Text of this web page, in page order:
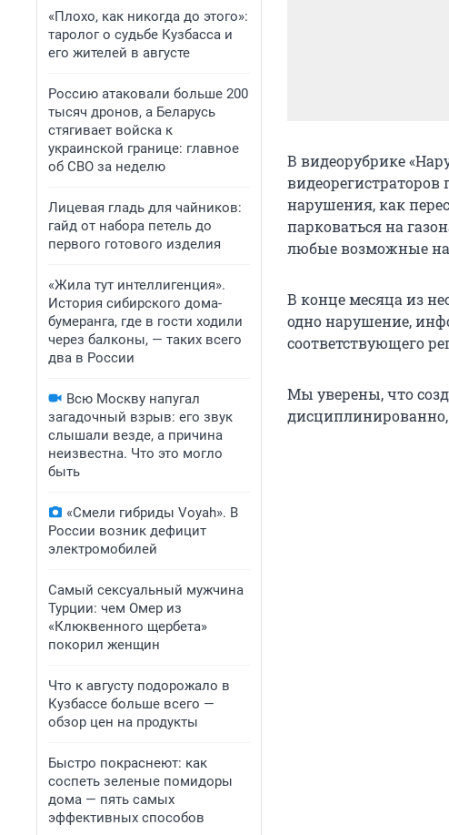
«Плохо, как никогда до этого»:
таролог о судьбе Кузбасса и
его жителей в августе
Россию атаковали больше 200
тысяч дронов, а Беларусь
стягивает войска к
украинской границе: главное
об СВО за неделю
Лицевая гладь для чайников:
гайд от набора петель до
первого готового изделия
«Жила тут интеллигенция».
История сибирского дома-
бумеранга, где в гости ходили
через балконы, — таких всего
два в России
Всю Москву напугал
загадочный взрыв: его звук
слышали везде, а причина
неизвестна. Что это могло
быть
«Смели гибриды Voyah». В
России возник дефицит
электромобилей
Самый сексуальный мужчина
Турции: чем Омер из
«Клюквенного щербета»
покорил женщин
Что к августу подорожало в
Кузбассе больше всего —
обзор цен на продукты
Быстро покраснеют: как
соспеть зеленые помидоры
дома — пять самых
эффективных способов
В видеорубрике
видеорегистраторов
нарушения, как
парковаться на
любые возможные
В конце месяца из
одно нарушение,
соответствующего
Мы уверены, что